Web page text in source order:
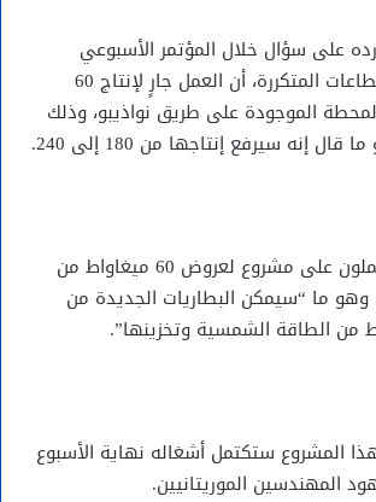
على سؤال خلال المؤتمر الأسبوعي
للحكومة حول الانقطاعات المتكررة، أن العمل جارٍ لإنتاج 60
الموجودة على طريق نواذيبو، وذلك
وأشار إلى أنهم يعملون على مشروع لعروض 60 ميغاواط من
وهو ما “سيمكن البطاريات الجديدة من
المشروع ستكتمل أشغاله نهاية الأسبوع
المهندسين الموريتانيين.